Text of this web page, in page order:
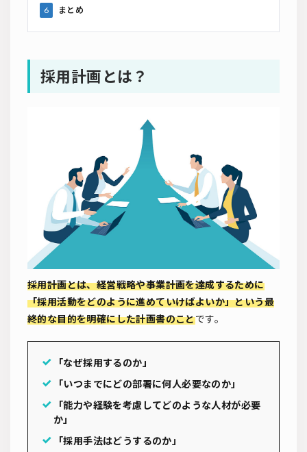
6 まとめ
採用計画とは？
採用計画とは、経営戦略や事業計画を達成するために
「採用活動をどのように進めていけばよいか」という最
終的な目的を明確にした計画書のことです。
「なぜ採用するのか」
「いつまでにどの部署に何人必要なのか」
「能力や経験を考慮してどのような人材が必要
か」
「採用手法はどうするのか」